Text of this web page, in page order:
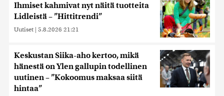
Ihmiset kahmivat nyt näitä tuotteita
Lidleistä – ”Hittitrendi”
Uutiset | 5.8.2026 21:21
Keskustan Siika-aho kertoo, mikä
hänestä on Ylen gallupin todellinen
uutinen – ”Kokoomus maksaa siitä
hintaa”